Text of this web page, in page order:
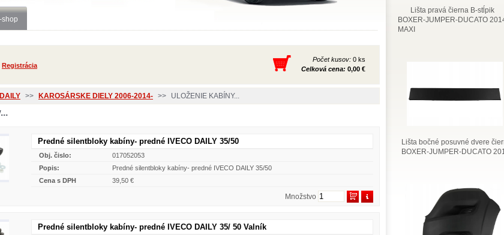
Registrácia
Počet kusov: 0 ks
Celková cena: 0,00 €
>> KAROSÁRSKE DIELY 2006-2014- >> ULOŽENIE KABÍNY...
Predné silentbloky kabíny- predné IVECO DAILY 35/50
Obj. čislo:
017052053
Popis:
Predné silentbloky kabíny- predné IVECO DAILY 35/50
Cena s DPH
39,50 €
Množstvo
Predné silentbloky kabíny- predné IVECO DAILY 35/ 50 Valník
shop
Lišta pravá čierna B-stĺpik
BOXER-JUMPER-DUCATO
MAXI
Lišta bočné posuvné dvere
BOXER-JUMPER-DUCATO